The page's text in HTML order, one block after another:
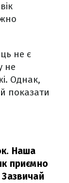
не є
не
Однак,
показати
Наша
приємно